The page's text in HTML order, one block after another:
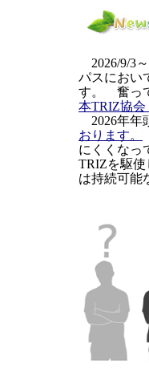
2026/9/3
パスにおい
す。 奮っ
本TRIZ協会
2026年年
おります。
にくくなっ
TRIZを駆
は持続可能